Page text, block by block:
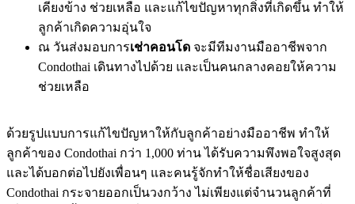
เคียงข้าง ช่วยเหลือ และแก้ไขปัญหาทุกสิ่งที่เกิดขึ้น ทำให้
ลูกค้าเกิดความอุ่นใจ
ณ วันส่งมอบการเช่าคอนโด จะมีทีมงานมืออาชีพจาก
Condothai เดินทางไปด้วย และเป็นคนกลางคอยให้ความ
ช่วยเหลือ
ด้วยรูปแบบการแก้ไขปัญหาให้กับลูกค้าอย่างมืออาชีพ ทำให้
ลูกค้าของ Condothai กว่า 1,000 ท่าน ได้รับความพึงพอใจสูงสุด
และได้บอกต่อไปยังเพื่อนๆ และคนรู้จักทำให้ชื่อเสียงของ
Condothai กระจายออกเป็นวงกว้าง ไม่เพียงแต่จำนวนลูกค้าที่